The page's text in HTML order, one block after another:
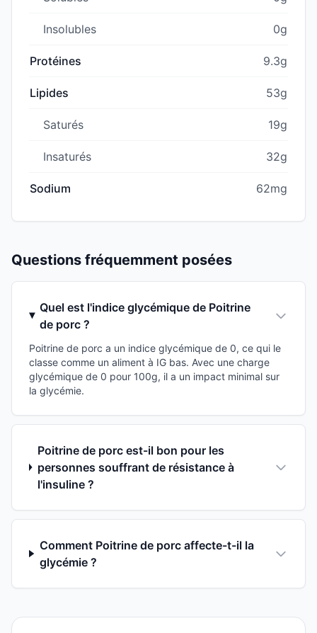
Insolubles 0g
Protéines 9.3g
Lipides 53g
Saturés 19g
Insaturés 32g
Sodium 62mg
Questions fréquemment posées
Quel est l'indice glycémique de Poitrine
de porc ?
Poitrine de porc a un indice glycémique de 0, ce qui le
classe comme un aliment à IG bas. Avec une charge
glycémique de 0 pour 100g, il a un impact minimal sur
la glycémie.
Poitrine de porc est-il bon pour les
personnes souffrant de résistance à
l'insuline ?
Comment Poitrine de porc affecte-t-il la
glycémie ?